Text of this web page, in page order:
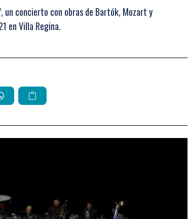
un concierto con obras de Bartók, Mozart y
en Villa Regina.